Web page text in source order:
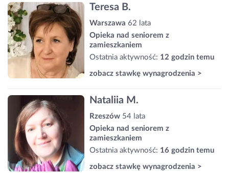
Teresa B.
Warszawa 62 lata
Opieka nad seniorem z
zamieszkaniem
Ostatnia aktywność: 12 godzin temu
zobacz stawkę wynagrodzenia >
Nataliia M.
Rzeszów 54 lata
Opieka nad seniorem z
zamieszkaniem
Ostatnia aktywność: 16 godzin temu
zobacz stawkę wynagrodzenia >